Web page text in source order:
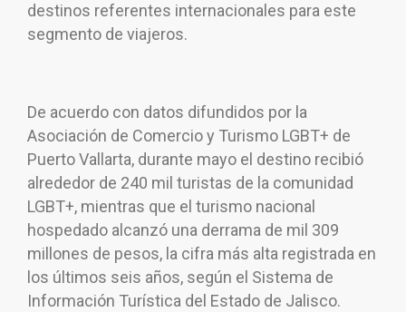
destinos referentes internacionales para este
segmento de viajeros.
De acuerdo con datos difundidos por la
Asociación de Comercio y Turismo LGBT+ de
Puerto Vallarta, durante mayo el destino recibió
alrededor de 240 mil turistas de la comunidad
LGBT+, mientras que el turismo nacional
hospedado alcanzó una derrama de mil 309
millones de pesos, la cifra más alta registrada en
los últimos seis años, según el Sistema de
Información Turística del Estado de Jalisco.